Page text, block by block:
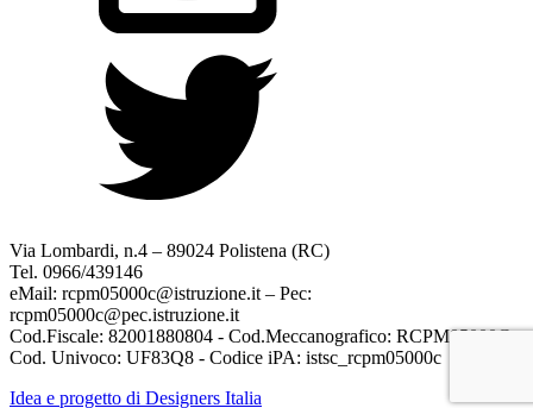
Via Lombardi, n.4 – 89024 Polistena (RC)
Tel. 0966/439146
eMail: rcpm05000c@istruzione.it – Pec:
rcpm05000c@pec.istruzione.it
Cod.Fiscale: 82001880804 - Cod.Meccanografico: RCPM05000C
Cod. Univoco: UF83Q8 - Codice iPA: istsc_rcpm05000c
Idea e progetto di Designers Italia